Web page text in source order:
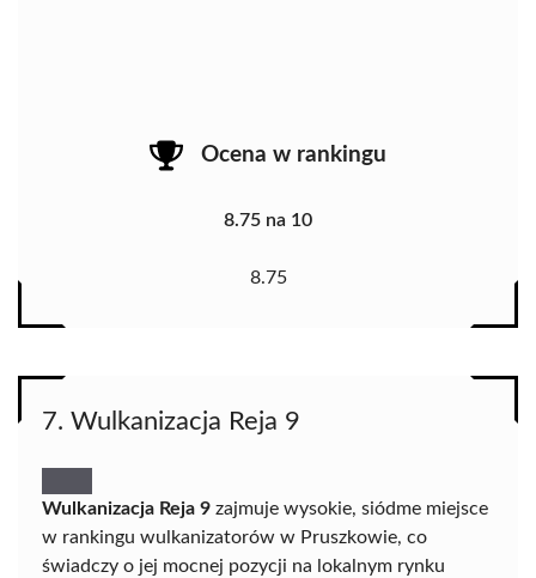
Ocena w rankingu
8.75 na 10
8.75
7. Wulkanizacja Reja 9
Wulkanizacja Reja 9 zajmuje wysokie, siódme miejsce
w rankingu wulkanizatorów w Pruszkowie, co
świadczy o jej mocnej pozycji na lokalnym rynku